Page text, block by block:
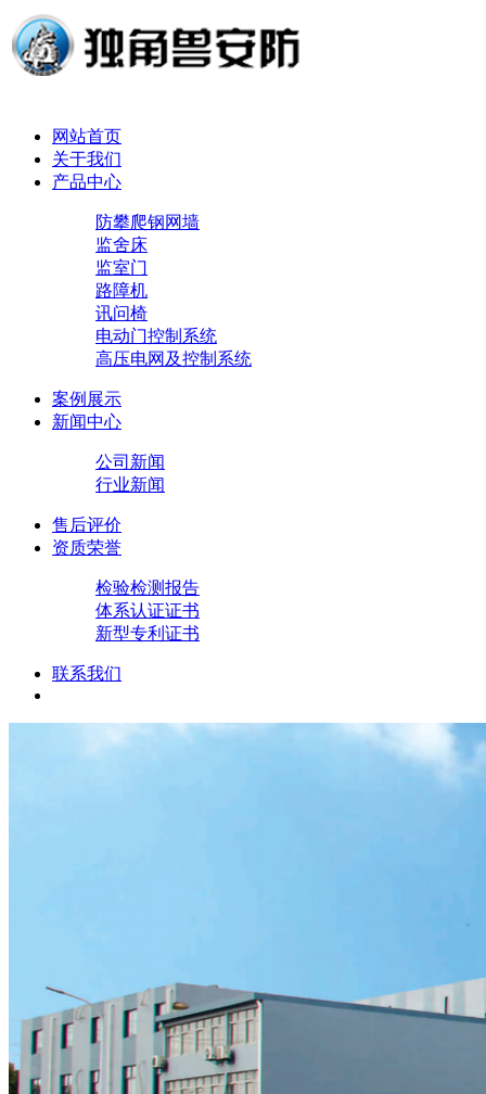
网站首页
关于我们
产品中心
防攀爬钢网墙
监舍床
监室门
路障机
讯问椅
电动门控制系统
高压电网及控制系统
案例展示
新闻中心
公司新闻
行业新闻
售后评价
资质荣誉
检验检测报告
体系认证证书
新型专利证书
联系我们